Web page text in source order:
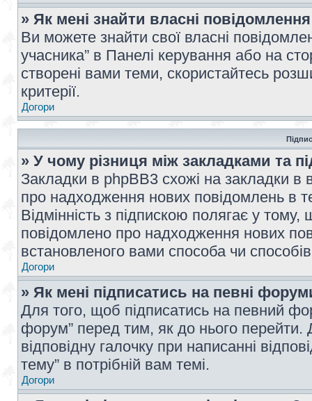
» Як мені знайти власні
Ви можете знайти свої власні
учасника” в Панелі керування або на
створені вами теми, скористайтесь
критерії.
Догори
» У чому різниця між закладками та
Закладки в phpBB3 схожі на закладки
про надходження нових повідомлень в
Відмінність з підпискою полягає у
повідомлено про надходження нових
встановленого вами способа чи
Догори
» Як мені підписатись на певні
Для того, щоб підписатись на певний
форум” перед тим, як до нього перейти.
відповідну галочку при написанні
тему” в потрібній вам темі.
Догори